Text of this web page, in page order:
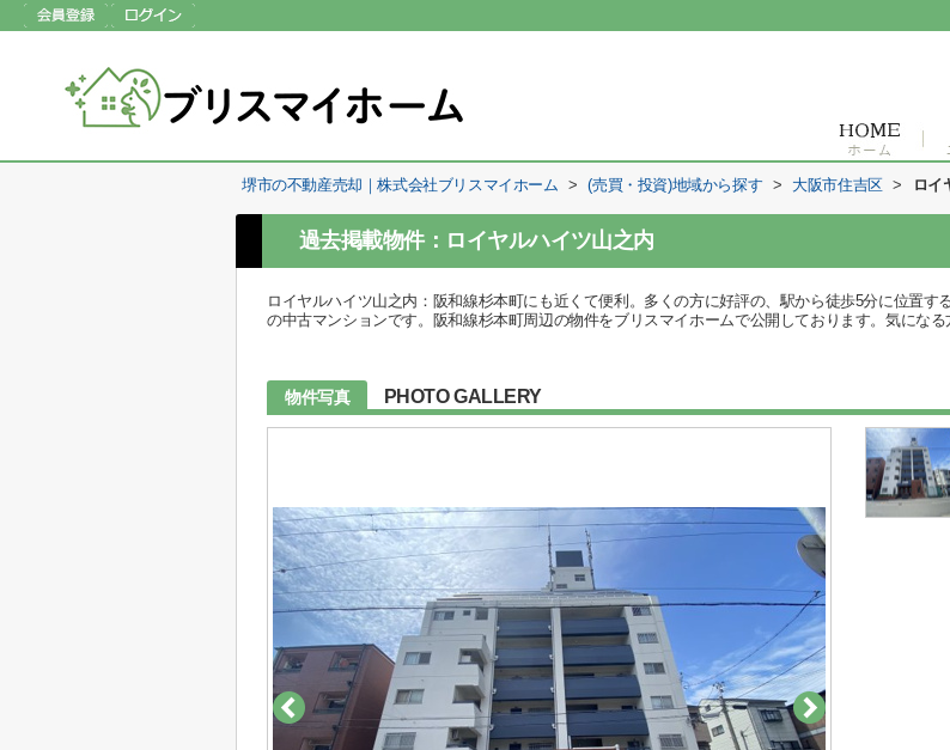
堺市の不動産売却｜株式会社ブリスマイホーム > (売買・投資)地域から探す > 大阪市住吉区 > ロイ
過去掲載物件：ロイヤルハイツ山之内
ロイヤルハイツ山之内：阪和線杉本町にも近くて便利。多くの方に好評の、駅から徒歩5分に位置
の中古マンションです。阪和線杉本町周辺の物件をブリスマイホームで公開しております。気になる
物件写真 PHOTO GALLERY